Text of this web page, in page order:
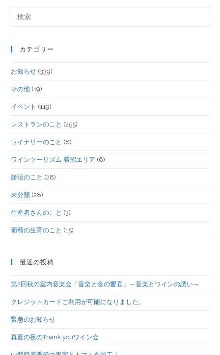
カテゴリー
お知らせ (339)
その他 (19)
イベント (119)
レストランのこと (255)
ワイナリーのこと (8)
ワインツーリズム 勝沼エリア (6)
勝沼のこと (28)
未分類 (28)
生産者さんのこと (3)
葡萄の生育のこと (15)
最近の投稿
第2回秋の室内音楽会「音楽と食の饗宴」～音楽とワインの誘い～
クレジットカードご利用が可能になりました。
緊急のお知らせ
真夏の夜のThank youワイン会